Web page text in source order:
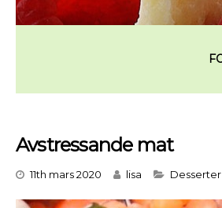
Avstressande mat
11th mars 2020 lisa Categories
Desserter